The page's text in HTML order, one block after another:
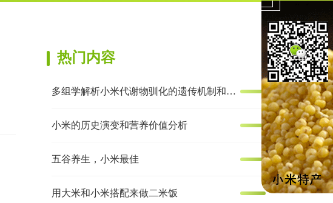
热门内容
多组学解析小米代谢物驯化的遗传机制和抗炎效果
小米的历史演变和营养价值分析
五谷养生，小米最佳
用大米和小米搭配来做二米饭